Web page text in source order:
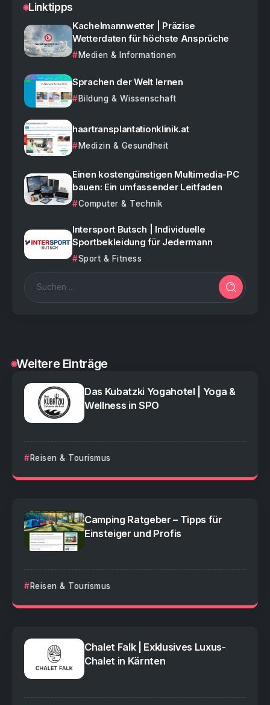
Linktipps
Kachelmannwetter | Präzise
Wetterdaten für höchste Ansprüche
Medien & Informationen
Sprachen der Welt lernen
Bildung & Wissenschaft
haartransplantationklinik.at
Medizin & Gesundheit
Einen kostengünstigen Multimedia-PC
bauen: Ein umfassender Leitfaden
Computer & Technik
Intersport Butsch | Individuelle
Sportbekleidung für Jedermann
Sport & Fitness
Weitere Einträge
Das Kubatzki Yogahotel | Yoga &
Wellness in SPO
Reisen & Tourismus
Camping Ratgeber – Tipps für
Einsteiger und Profis
Reisen & Tourismus
Chalet Falk | Exklusives Luxus-
Chalet in Kärnten